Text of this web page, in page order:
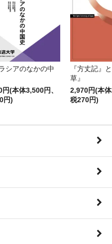
シアのなかの中
(本体3,500円、
円)
『方丈記』
草』
2,970円(本
税270円)